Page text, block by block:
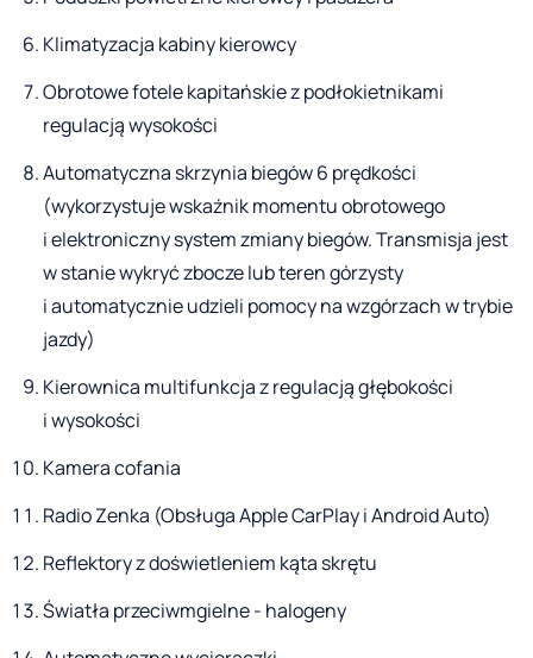
Klimatyzacja kabiny kierowcy
Obrotowe fotele kapitańskie z podłokietnikami
regulacją wysokości
Automatyczna skrzynia biegów 6 prędkości
(wykorzystuje wskaźnik momentu obrotowego
i elektroniczny system zmiany biegów. Transmisja jest
w stanie wykryć zbocze lub teren górzysty
i automatycznie udzieli pomocy na wzgórzach w trybie
jazdy)
Kierownica multifunkcja z regulacją głębokości
i wysokości
Kamera cofania
Radio Zenka (Obsługa Apple CarPlay i Android Auto)
Reflektory z doświetleniem kąta skrętu
Światła przeciwmgielne - halogeny